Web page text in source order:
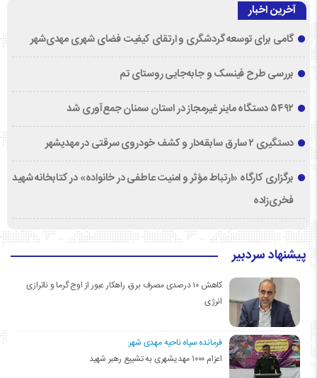
آخرین اخبار
گامی برای توسعه گردشگری و ارتقای کیفیت فضای شهری مهدی‌شهر
بررسی طرح فینسک و جابه‌جایی روستای تم
۵۴۹۲ دستگاه ماینر غیرمجاز در استان سمنان جمع‌آوری شد
دستگیری ۲ سارق سابقه‌دار و کشف خودروی سرقتی در مهدیشهر
برگزاری کارگاه «ارتباط مؤثر و امنیت عاطفی در خانواده» در کتابخانه شهید
فخری‌زاده
پیشنهاد سردبیر
کاهش ۱۰ درصدی مصرف برق، راهکار عبور از اوج گرما و ناترازی
انرژی
فرمانده سپاه ناحیه مهدی شهر:
اعزام ۱۰۰۰ مهدیشهری به تشییع رهبر شهید